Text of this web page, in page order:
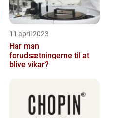
11 april 2023
Har man
forudsætningerne til at
blive vikar?